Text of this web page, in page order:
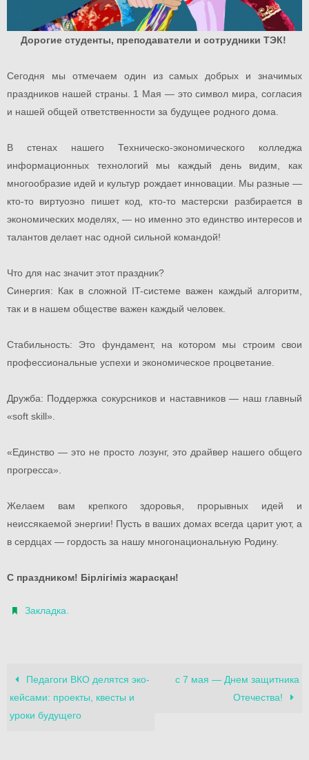
Дорогие студенты, преподаватели и сотрудники ТЭК!
Сегодня мы отмечаем один из самых добрых и значимых
праздников нашей страны. 1 Мая — это символ мира, согласия
и нашей общей ответственности за будущее родного дома.
В стенах нашего Техническо-экономического колледжа
информационных технологий мы каждый день видим, как
многообразие идей и культур рождает инновации. Мы разные —
кто-то виртуозно пишет код, кто-то мастерски разбирается в
экономических моделях, — но именно это единство интересов и
талантов делает нас одной сильной командой!
Что для нас значит этот праздник?
Синергия: Как в сложной IT-системе важен каждый алгоритм,
так и в нашем обществе важен каждый человек.
Стабильность: Это фундамент, на котором мы строим свои
профессиональные успехи и экономическое процветание.
Дружба: Поддержка сокурсников и наставников — наш главный
«soft skill».
«Единство — это не просто лозунг, это драйвер нашего общего
прогресса».
Желаем вам крепкого здоровья, прорывных идей и
неиссякаемой энергии! Пусть в ваших домах всегда царит уют, а
в сердцах — гордость за нашу многонациональную Родину.
С праздником! Бірлігіміз жарасқан!
Закладка.
Педагоги ВКО делятся эко-
кейсами: проекты, квесты и
уроки будущего
с 7 мая — Днем защитника
Отечества!